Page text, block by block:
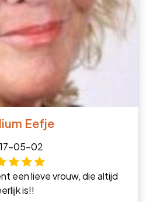
Eefje
05-02
een lieve vrouw, die altijd
is!!